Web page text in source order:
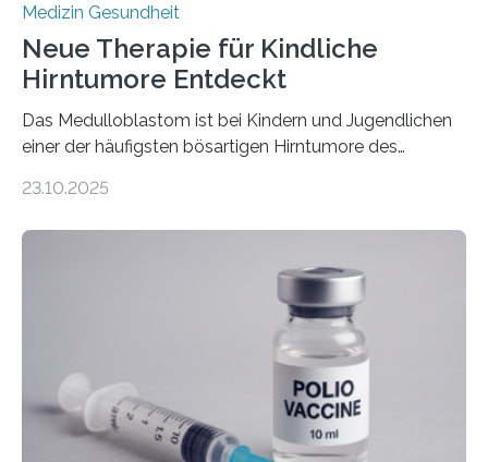
Medizin Gesundheit
Neue Therapie für Kindliche
Hirntumore Entdeckt
Das Medulloblastom ist bei Kindern und Jugendlichen
einer der häufigsten bösartigen Hirntumore des
Betroffenen können mit heutigen Methoden geheilt
Dringend benötigt werden zielgerichtete Therapien, die
nur Tumorschwachstellen angreifen und normales
Gewebe verschonen. Forschende um Daniel Merk vom
Hertie-Institut für klinische Hirnforschung am
Universitätsklinikum Tübingen haben eine solche
Schwachstelle im Erbgut einer Untergruppe des
Medulloblastoms gefunden. Die Wilhelm Sander-
23.10.2025